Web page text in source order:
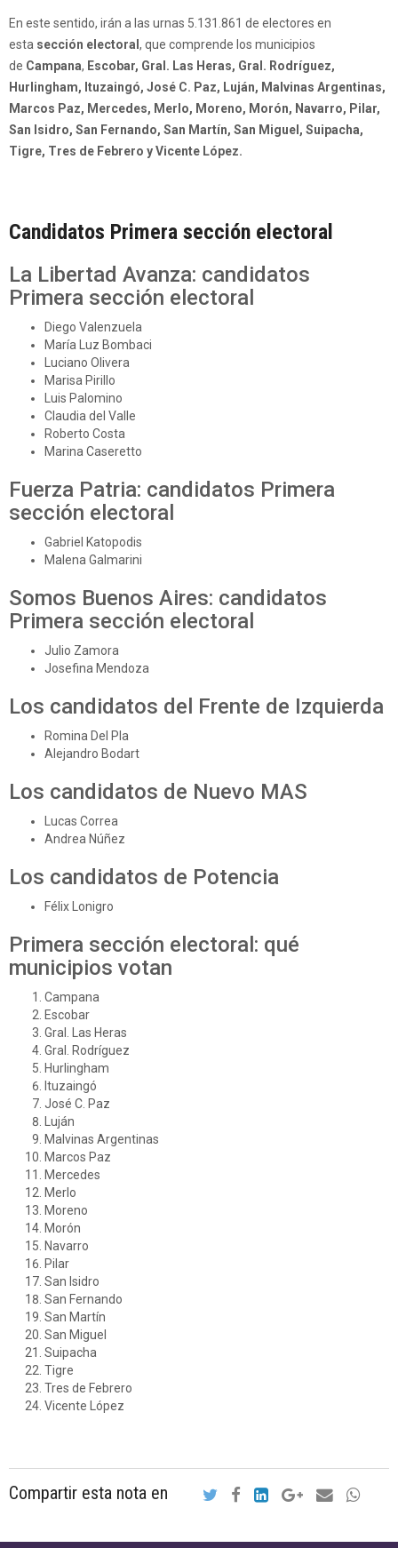
En este sentido, irán a las urnas 5.131.861 de electores en
esta sección electoral, que comprende los municipios
de Campana, Escobar, Gral. Las Heras, Gral. Rodríguez,
Hurlingham, Ituzaingó, José C. Paz, Luján, Malvinas Argentinas,
Marcos Paz, Mercedes, Merlo, Moreno, Morón, Navarro, Pilar,
San Isidro, San Fernando, San Martín, San Miguel, Suipacha,
Tigre, Tres de Febrero y Vicente López.
Candidatos Primera sección electoral
La Libertad Avanza: candidatos
Primera sección electoral
Diego Valenzuela
María Luz Bombaci
Luciano Olivera
Marisa Pirillo
Luis Palomino
Claudia del Valle
Roberto Costa
Marina Caseretto
Fuerza Patria: candidatos Primera
sección electoral
Gabriel Katopodis
Malena Galmarini
Somos Buenos Aires: candidatos
Primera sección electoral
Julio Zamora
Josefina Mendoza
Los candidatos del Frente de Izquierda
Romina Del Pla
Alejandro Bodart
Los candidatos de Nuevo MAS
Lucas Correa
Andrea Núñez
Los candidatos de Potencia
Félix Lonigro
Primera sección electoral: qué
municipios votan
Campana
Escobar
Gral. Las Heras
Gral. Rodríguez
Hurlingham
Ituzaingó
José C. Paz
Luján
Malvinas Argentinas
Marcos Paz
Mercedes
Merlo
Moreno
Morón
Navarro
Pilar
San Isidro
San Fernando
San Martín
San Miguel
Suipacha
Tigre
Tres de Febrero
Vicente López
Compartir esta nota en